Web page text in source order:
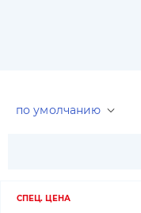
по умолчанию
СПЕЦ. ЦЕНА